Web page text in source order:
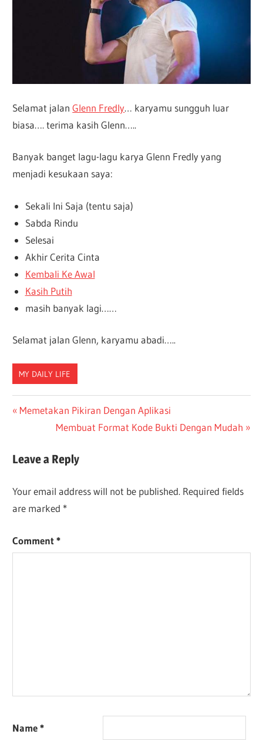
Selamat jalanGlenn Fredly… karyamu sungguh luar
biasa…. terima kasih Glenn…..
Banyak banget lagu-lagu karya Glenn Fredly yang
menjadi kesukaan saya:
Sekali Ini Saja (tentu saja)
Sabda Rindu
Selesai
Akhir Cerita Cinta
Kembali Ke Awal
Kasih Putih
masih banyak lagi……
Selamat jalan Glenn, karyamu abadi…..
MY DAILY LIFE
Post
navigation
Previous
Memetakan Pikiran Dengan Aplikasi
Next
Membuat Format Kode Bukti Dengan Mudah
Leave a Reply
Your email address will not be published. Required fields
are marked *
Comment*
Name*